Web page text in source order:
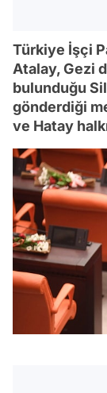
Türkiye İşçi
Atalay, Gezi
bulunduğu
gönderdiği
ve Hatay